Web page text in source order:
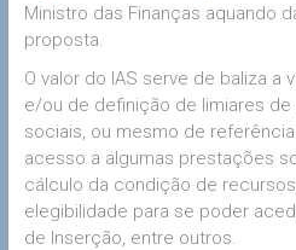
Ministro das Finanças aquando
proposta.
O valor do IAS serve de baliza a
e/ou de definição de limiares
sociais, ou mesmo de
acesso a algumas prestações
cálculo da condição de
elegibilidade para se poder
de Inserção, entre outros.